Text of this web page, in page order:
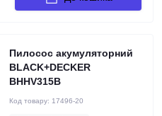
Пилосос акумуляторний
BLACK+DECKER
BHHV315B
Код товару: 17496-20